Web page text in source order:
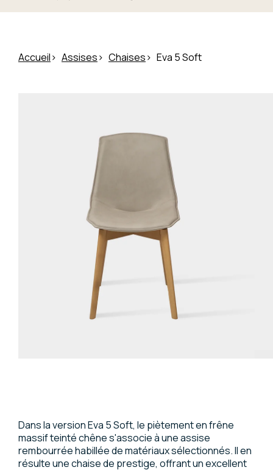
Accueil Assises Chaises Eva 5 Soft
Dans la version Eva 5 Soft, le piètement en frêne
massif teinté chêne s'associe à une assise
rembourrée habillée de matériaux sélectionnés. Il en
résulte une chaise de prestige, offrant un excellent